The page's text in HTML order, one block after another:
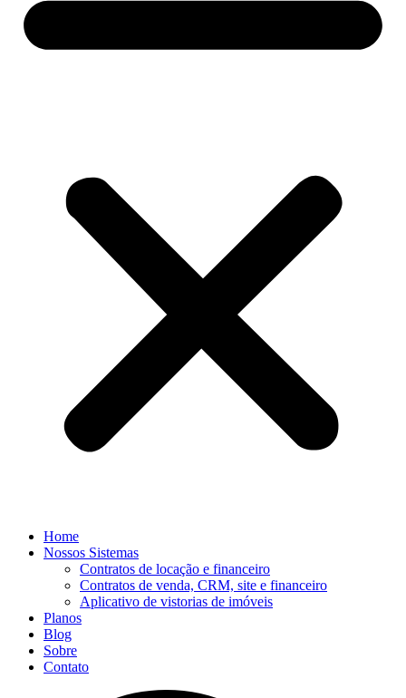
Home
Nossos Sistemas
Contratos de locação e financeiro
Contratos de venda, CRM, site e financeiro
Aplicativo de vistorias de imóveis
Planos
Blog
Sobre
Contato